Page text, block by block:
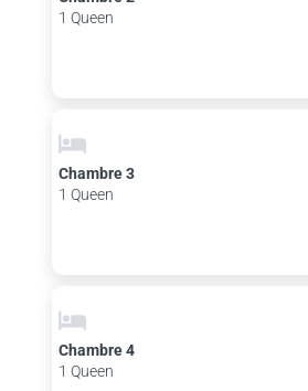
1 Queen
Chambre 3
1 Queen
Chambre 4
1 Queen